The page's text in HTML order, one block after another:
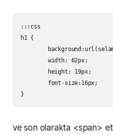
:::css
h1 {
ve son olarakta <span>